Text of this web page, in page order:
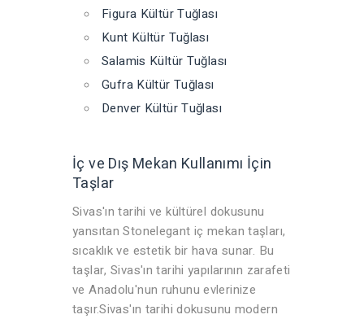
Figura Kültür Tuğlası
Kunt Kültür Tuğlası
Salamis Kültür Tuğlası
Gufra Kültür Tuğlası
Denver Kültür Tuğlası
İç ve Dış Mekan Kullanımı İçin
Taşlar
Sivas'ın tarihi ve kültürel dokusunu
yansıtan Stonelegant iç mekan taşları,
sıcaklık ve estetik bir hava sunar. Bu
taşlar, Sivas'ın tarihi yapılarının zarafeti
ve Anadolu'nun ruhunu evlerinize
taşır.Sivas'ın tarihi dokusunu modern